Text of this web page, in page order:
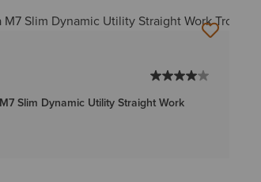
Slim Dynamic Utility Straight Work